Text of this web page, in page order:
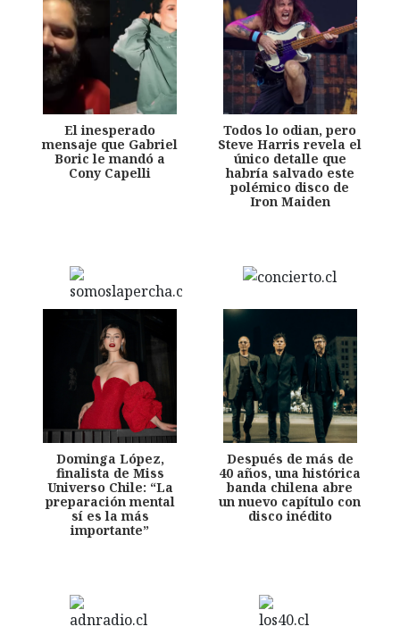
El inesperado
mensaje que Gabriel
Boric le mandó a
Cony Capelli
Todos lo odian, pero
Steve Harris revela el
único detalle que
habría salvado este
polémico disco de
Iron Maiden
Dominga López,
finalista de Miss
Universo Chile: “La
preparación mental
sí es la más
importante”
Después de más de
40 años, una histórica
banda chilena abre
un nuevo capítulo con
disco inédito